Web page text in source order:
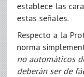
establece las
estas señales.
Respecto a la
norma
no automáticos
deberán ser de